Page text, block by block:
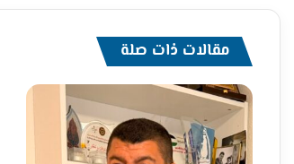
مقالات ذات صلة